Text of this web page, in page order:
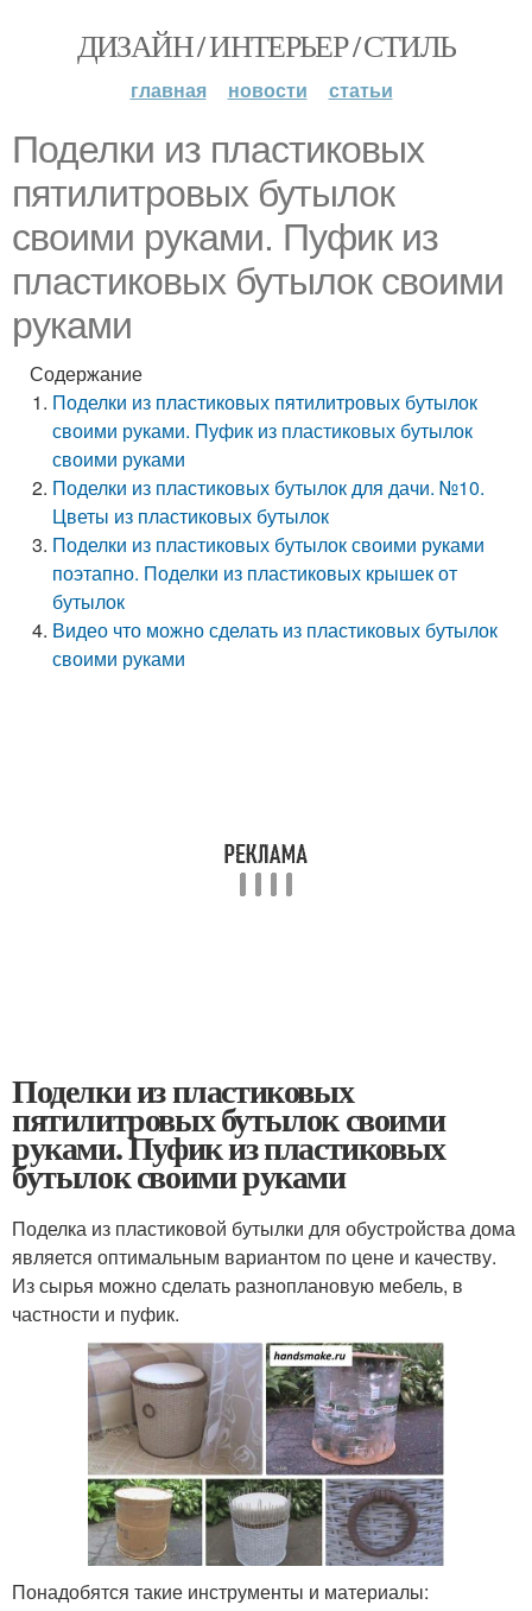
ДИЗАЙН / ИНТЕРЬЕР / СТИЛЬ
главная новости статьи
Поделки из пластиковых
пятилитровых бутылок
своими руками. Пуфик из
пластиковых бутылок своими
руками
Содержание
Поделки из пластиковых пятилитровых бутылок
своими руками. Пуфик из пластиковых бутылок
своими руками
Поделки из пластиковых бутылок для дачи. №10.
Цветы из пластиковых бутылок
Поделки из пластиковых бутылок своими руками
поэтапно. Поделки из пластиковых крышек от
бутылок
Видео что можно сделать из пластиковых бутылок
своими руками
Поделки из пластиковых
пятилитровых бутылок своими
руками. Пуфик из пластиковых
бутылок своими руками
Поделка из пластиковой бутылки для обустройства дома
является оптимальным вариантом по цене и качеству.
Из сырья можно сделать разноплановую мебель, в
частности и пуфик.
Понадобятся такие инструменты и материалы: